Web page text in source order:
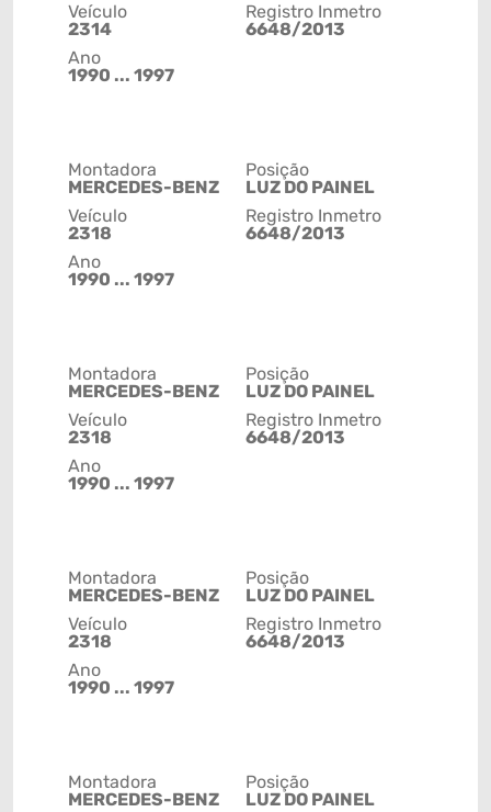
Veículo
2314
Ano
1990 ... 1997
Registro Inmetro
6648/2013
Montadora
MERCEDES-BENZ
Veículo
2318
Ano
1990 ... 1997
Posição
LUZ DO PAINEL
Registro Inmetro
6648/2013
Montadora
MERCEDES-BENZ
Veículo
2318
Ano
1990 ... 1997
Posição
LUZ DO PAINEL
Registro Inmetro
6648/2013
Montadora
MERCEDES-BENZ
Veículo
2318
Ano
1990 ... 1997
Posição
LUZ DO PAINEL
Registro Inmetro
6648/2013
Montadora
MERCEDES-BENZ
Posição
LUZ DO PAINEL